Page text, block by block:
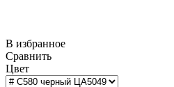
В избранное
Сравнить
Цвет